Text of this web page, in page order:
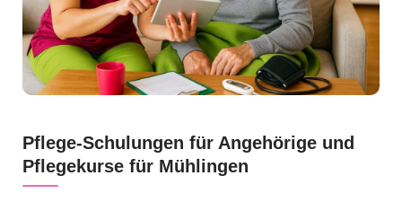
Pflege-Schulungen für Angehörige und
Pflegekurse für Mühlingen